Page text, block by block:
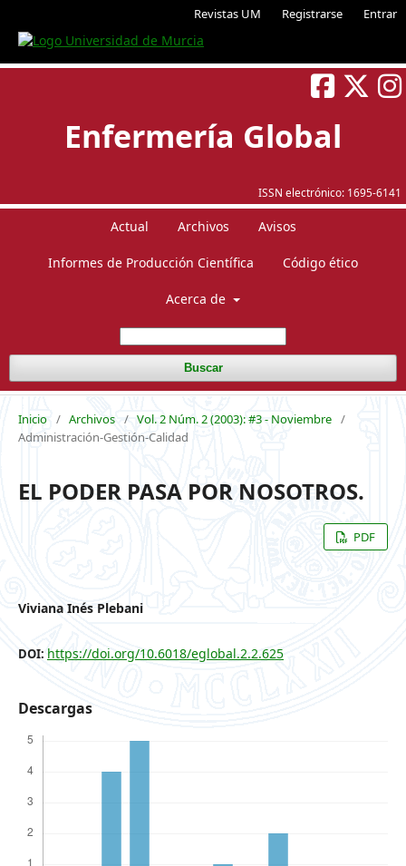
Revistas UM Registrarse Entrar
ISSN electrónico: 1695-6141
Enfermería Global
Actual Archivos Avisos
Informes de Producción Científica Código ético
Acerca de
Buscar
Inicio / Archivos / Vol. 2 Núm. 2 (2003): #3 - Noviembre /
Administración-Gestión-Calidad
EL PODER PASA POR NOSOTROS.
PDF
Viviana Inés Plebani
DOI: https://doi.org/10.6018/eglobal.2.2.625
Descargas